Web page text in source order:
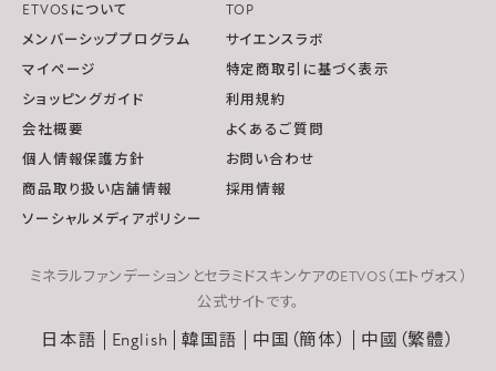
ETVOSについて
TOP
メンバーシッププログラム
サイエンスラボ
マイページ
特定商取引に基づく表示
ショッピングガイド
利用規約
会社概要
よくあるご質問
個人情報保護方針
お問い合わせ
商品取り扱い店舗情報
採用情報
ソーシャルメディアポリシー
ミネラルファンデーションとセラミドスキンケアのETVOS（エトヴォス）
公式サイトです。
日本語 English 韓国語 中国（簡体） 中國（繁體）